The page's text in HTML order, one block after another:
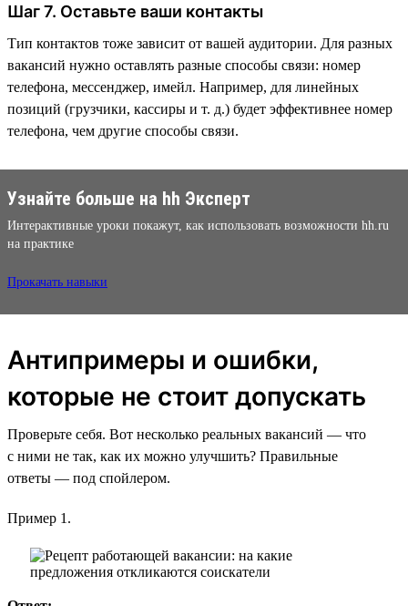
Шаг 7. Оставьте ваши контакты
Тип контактов тоже зависит от вашей аудитории. Для разных
вакансий нужно оставлять разные способы связи: номер
телефона, мессенджер, имейл. Например, для линейных
позиций (грузчики, кассиры и т. д.) будет эффективнее номер
телефона, чем другие способы связи.
Узнайте больше на hh Эксперт
Интерактивные уроки покажут, как использовать возможности hh.ru
на практике
Прокачать навыки
Антипримеры и ошибки,
которые не стоит допускать
Проверьте себя. Вот несколько реальных вакансий — что
с ними не так, как их можно улучшить? Правильные
ответы — под спойлером.
Пример 1.